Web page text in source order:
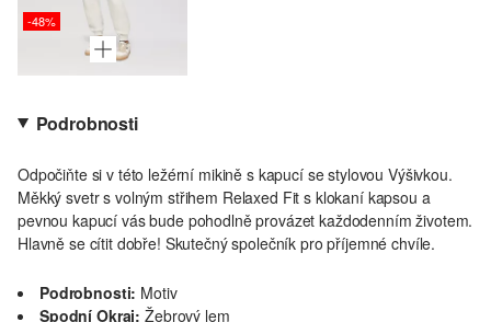
-48%
Podrobnosti
Odpočiňte si v této ležérní mikině s kapucí se stylovou Výšivkou.
Měkký svetr s volným střihem Relaxed Fit s klokaní kapsou a
pevnou kapucí vás bude pohodlně provázet každodenním životem.
Hlavně se cítit dobře! Skutečný společník pro příjemné chvíle.
Podrobnosti: Motiv
Spodní Okraj: Žebrový lem